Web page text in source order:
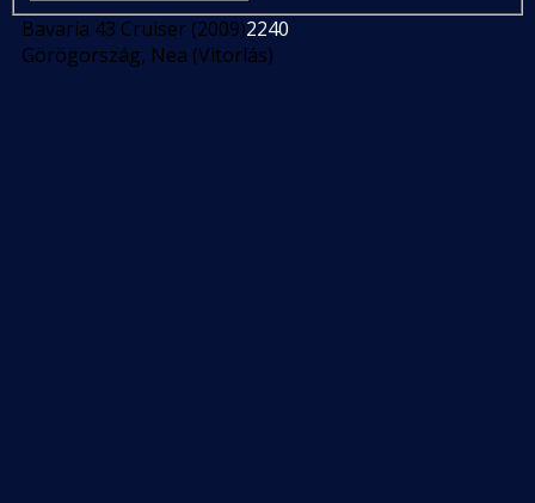
Bavaria 43 Cruiser (2009)2240
Görögország, Nea (Vitorlás)